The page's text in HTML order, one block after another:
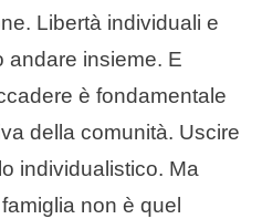
Libertà individuali e
andare insieme. E
è fondamentale
della comunità. Uscire
individualistico. Ma
non è quel